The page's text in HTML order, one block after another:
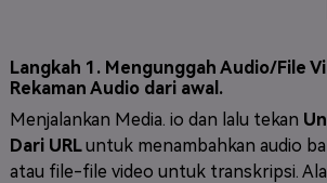
Langkah 1. Mengunggah Audio/File
Rekaman Audio dari awal.
Menjalankan Media. io dan lalu tekan
Dari URLuntuk menambahkan audio
atau file-file video untuk transkripsi.